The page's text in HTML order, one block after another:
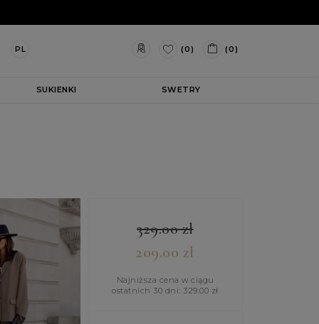
PL (0) (0)
SUKIENKI SWETRY
329.00zł
209.00 zł
Najniższa cena w ciągu
ostatnich 30 dni: 329.00 zł